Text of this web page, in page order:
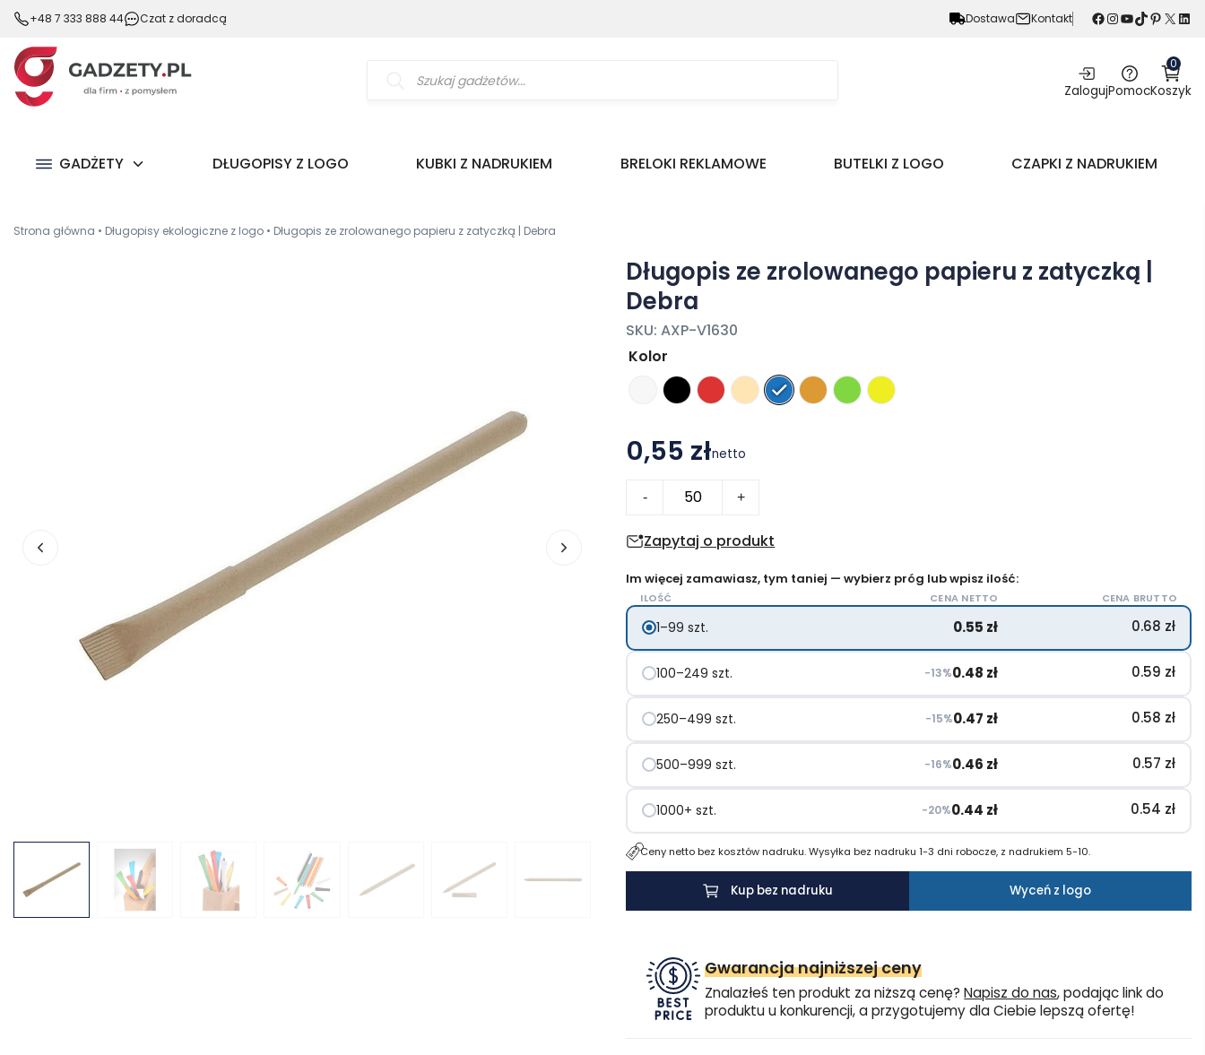
+48 7 333 888 44 Czat z doradcą Dostawa Kontakt Facebook InstagramYouTube TikTok Pinterest X LinkedIn
produktów ZalogujPomoc
0
Koszyk
GADŻETY DŁUGOPISY Z LOGO KUBKI Z NADRUKIEM BRELOKI REKLAMOWE BUTELKI Z LOGO CZAPKI Z NADRUKIEM
Strona główna • Długopisy ekologiczne z logo • Długopis ze zrolowanego papieru z zatyczką | Debra
Długopis ze zrolowanego papieru z zatyczką |
Debra
SKU:AXP-V1630
Kolor
0,55 złnetto
-
ze
papieru
z
zatyczką
|
Debra
+
Zapytaj o produkt
Im więcej zamawiasz, tym taniej — wybierz próg lub wpisz ilość:
ILOŚĆ CENA NETTO CENA BRUTTO
1–99 szt. 0.55 zł 0.68 zł
100–249 szt. −13%0.48 zł 0.59 zł
250–499 szt. −15%0.47 zł 0.58 zł
500–999 szt. −16%0.46 zł 0.57 zł
1000+ szt. −20%0.44 zł 0.54 zł
Ceny netto bez kosztów nadruku. Wysyłka bez nadruku 1-3 dni robocze, z nadrukiem 5-10.
Kup bez nadruku Wyceń z logo
Gwarancja najniższej ceny
Znalazłeś ten produkt za niższą cenę?Napisz do nas, podając link do
produktu u konkurencji, a przygotujemy dla Ciebie lepszą ofertę!